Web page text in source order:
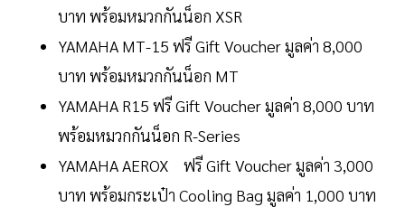
บาท พร้อมหมวกกันน็อก XSR
YAMAHA MT-15 ฟรี Gift Voucher มูลค่า 8,000
บาท พร้อมหมวกกันน็อก MT
YAMAHA R15 ฟรี Gift Voucher มูลค่า 8,000 บาท
พร้อมหมวกกันน็อก R-Series
YAMAHA AEROX ฟรี Gift Voucher มูลค่า 3,000
บาท พร้อมกระเป๋า Cooling Bag มูลค่า 1,000 บาท